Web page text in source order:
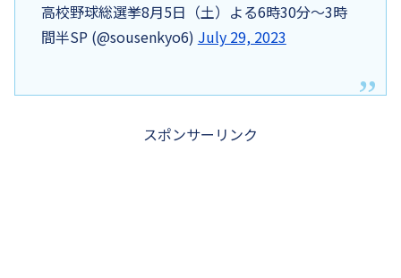
高校野球総選挙8月5日（土）よる6時30分〜3時
間半SP (@sousenkyo6) July 29, 2023
スポンサーリンク